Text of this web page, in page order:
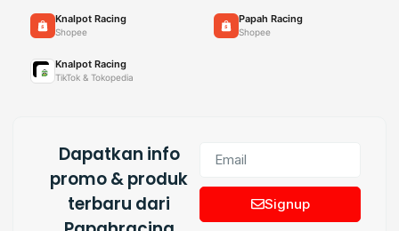
Knalpot Racing
Shopee
Papah Racing
Shopee
Knalpot Racing
TikTok & Tokopedia
Dapatkan info
promo & produk
terbaru dari
Signup